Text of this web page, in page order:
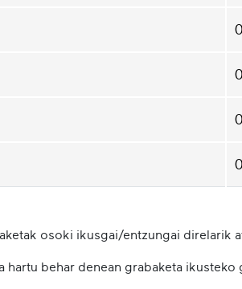
osoki ikusgai/entzungai direlarik
hartu behar denean grabaketa ikusteko